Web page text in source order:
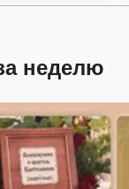
неделю